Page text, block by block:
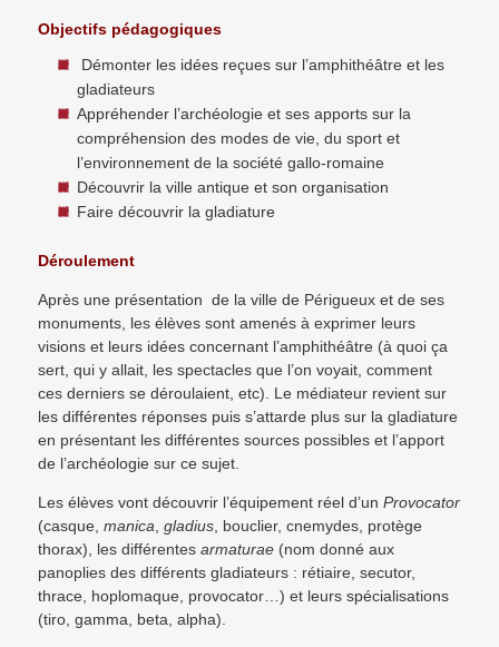
Objectifs pédagogiques
Démonter les idées reçues sur l’amphithéâtre et les
gladiateurs
Appréhender l’archéologie et ses apports sur la
compréhension des modes de vie, du sport et
l’environnement de la société gallo-romaine
Découvrir la ville antique et son organisation
Faire découvrir la gladiature
Déroulement
Après une présentation de la ville de Périgueux et de ses
monuments, les élèves sont amenés à exprimer leurs
visions et leurs idées concernant l’amphithéâtre (à quoi ça
sert, qui y allait, les spectacles que l’on voyait, comment
ces derniers se déroulaient, etc). Le médiateur revient sur
les différentes réponses puis s’attarde plus sur la gladiature
en présentant les différentes sources possibles et l’apport
de l’archéologie sur ce sujet.
Les élèves vont découvrir l’équipement réel d’unProvocator
(casque,manica ,gladius , bouclier, cnemydes, protège
thorax), les différentesarmaturae (nom donné aux
panoplies des différents gladiateurs : rétiaire, secutor,
thrace, hoplomaque, provocator…) et leurs spécialisations
(tiro, gamma, beta, alpha).